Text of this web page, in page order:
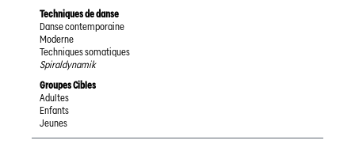
Techniques de danse
Danse contemporaine
Moderne
Techniques somatiques
Spiraldynamik
Groupes Cibles
Adultes
Enfants
Jeunes